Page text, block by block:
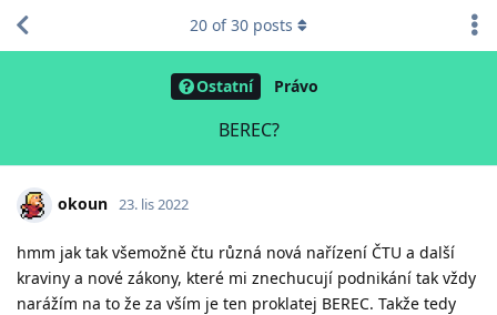
Ostatní Právo
BEREC?
20 of30 posts
okoun 23. lis 2022
hmm jak tak všemožně čtu různá nová nařízení ČTU a další
kraviny a nové zákony, které mi znechucují podnikání tak vždy
narážím na to že za vším je ten proklatej BEREC. Takže tedy